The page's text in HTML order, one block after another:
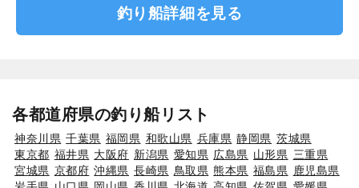
釣り船詳細を見る
各都道府県の釣り船リスト
神奈川県 千葉県 福岡県 和歌山県 兵庫県 静岡県 茨城県
東京都 福井県 大阪府 新潟県 愛知県 広島県 山形県 三重県
宮城県 京都府 沖縄県 長崎県 鳥取県 熊本県 福島県
鹿児島県